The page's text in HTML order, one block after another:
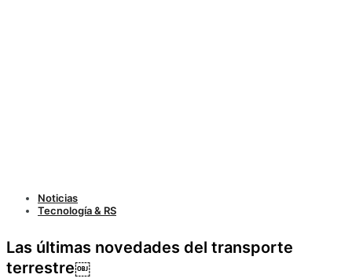
Noticias
Tecnología & RS
Las últimas novedades del transporte
terrestre￼